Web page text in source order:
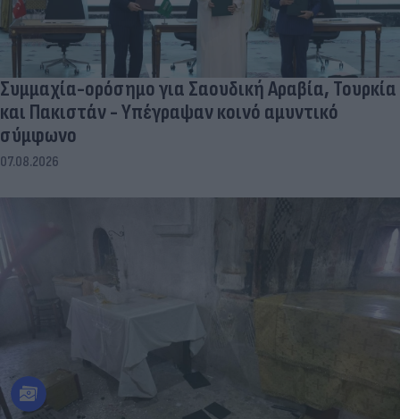
Συμμαχία-ορόσημο για Σαουδική Αραβία, Τουρκία
και Πακιστάν - Υπέγραψαν κοινό αμυντικό
σύμφωνο
07.08.2026